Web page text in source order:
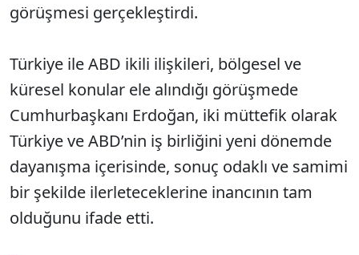
görüşmesi gerçekleştirdi.
Türkiye ile ABD ikili ilişkileri, bölgesel ve
küresel konular ele alındığı görüşmede
Cumhurbaşkanı Erdoğan, iki müttefik olarak
Türkiye ve ABD’nin iş birliğini yeni dönemde
dayanışma içerisinde, sonuç odaklı ve samimi
bir şekilde ilerleteceklerine inancının tam
olduğunu ifade etti.